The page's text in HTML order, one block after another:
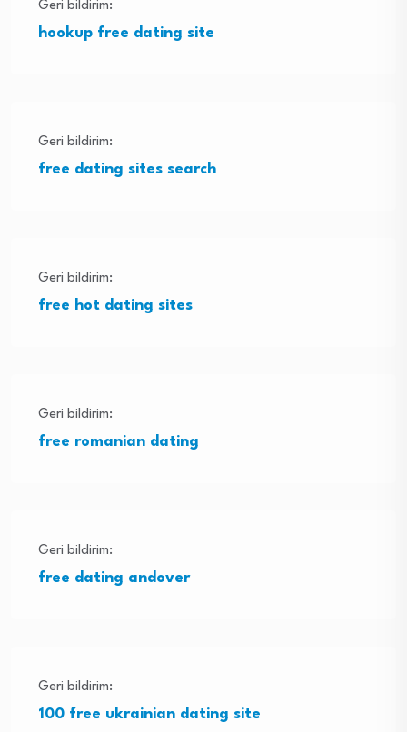
Geri bildirim:
hookup free dating site
Geri bildirim:
free dating sites search
Geri bildirim:
free hot dating sites
Geri bildirim:
free romanian dating
Geri bildirim:
free dating andover
Geri bildirim:
100 free ukrainian dating site